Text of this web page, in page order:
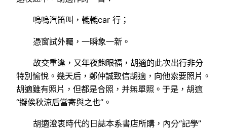
嗚嗚汽笛叫，轆轆car 行；
憑窗試外矚，一瞬象一新。
故交重逢，又年夜飽眼福，胡適的此次出行非分
特別愉悅。幾天后，鄭仲誠致信胡適，向他索要照片。
胡適雖有照片，但都是合照，并無單照。于是，胡適
“擬俟秋涼后當寄與之也”。
胡適澄衷時代的日誌本系書店所購，內分“記學”